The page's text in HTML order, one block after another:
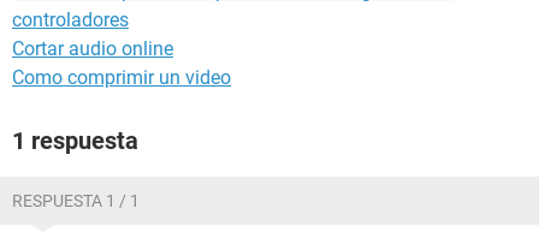
Sistema operativo Microsoft Windows XP Home Edition
Service Pack del sistema operativo [ TRIAL VERSION ]
Internet Explorer 6.0.2900.2180 (IE 6.0 SP2)
DirectX 4.09.00.0904 (DirectX 9.0c)
Nombre de usuario melluss
Dominio de inicio de sesión [ TRIAL VERSION ]
controladores
Cortar audio online
Como comprimir un video
1 respuesta
RESPUESTA 1 / 1